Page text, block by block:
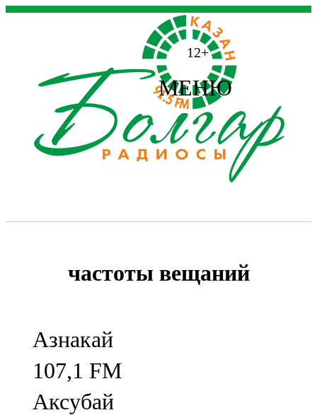
12+
МЕНЮ
частоты вещаний
Азнакай
107,1 FM
Аксубай